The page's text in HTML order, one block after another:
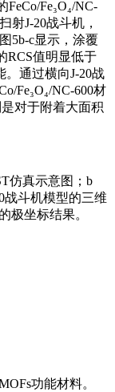
Fe₃O₄/NC-
射J-20战斗机，
5b-c显示，涂覆
RCS值明显低于
通过横向J-20战
Fe₃O₄/NC-600材
对于附着大面积
仿真示意图；b
战斗机模型的三维
极坐标结果。
功能材料。